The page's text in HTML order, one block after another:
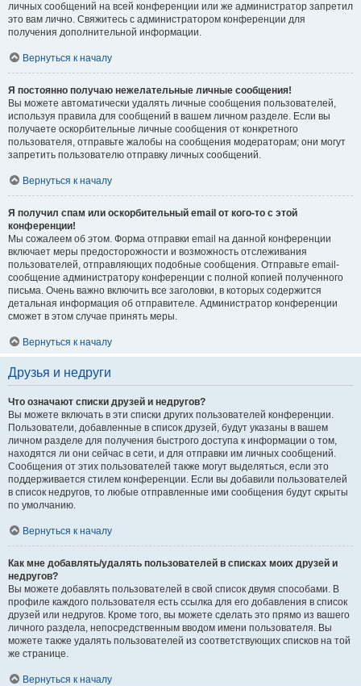
личных сообщений на всей конференции или же администратор запретил
это вам лично. Свяжитесь с администратором конференции для
получения дополнительной информации.
Вернуться к началу
Я постоянно получаю нежелательные личные сообщения!
Вы можете автоматически удалять личные сообщения пользователей,
используя правила для сообщений в вашем личном разделе. Если вы
получаете оскорбительные личные сообщения от конкретного
пользователя, отправьте жалобы на сообщения модераторам; они могут
запретить пользователю отправку личных сообщений.
Вернуться к началу
Я получил спам или оскорбительный email от кого-то с этой
конференции!
Мы сожалеем об этом. Форма отправки email на данной конференции
включает меры предосторожности и возможность отслеживания
пользователей, отправляющих подобные сообщения. Отправьте email-
сообщение администратору конференции с полной копией полученного
письма. Очень важно включить все заголовки, в которых содержится
детальная информация об отправителе. Администратор конференции
сможет в этом случае принять меры.
Вернуться к началу
Друзья и недруги
Что означают списки друзей и недругов?
Вы можете включать в эти списки других пользователей конференции.
Пользователи, добавленные в список друзей, будут указаны в вашем
личном разделе для получения быстрого доступа к информации о том,
находятся ли они сейчас в сети, и для отправки им личных сообщений.
Сообщения от этих пользователей также могут выделяться, если это
поддерживается стилем конференции. Если вы добавили пользователей
в список недругов, то любые отправленные ими сообщения будут скрыты
по умолчанию.
Вернуться к началу
Как мне добавлять/удалять пользователей в списках моих друзей и
недругов?
Вы можете добавлять пользователей в свой список двумя способами. В
профиле каждого пользователя есть ссылка для его добавления в список
друзей или недругов. Кроме того, вы можете сделать это прямо из вашего
личного раздела, непосредственным вводом имени пользователя. Вы
можете также удалять пользователей из соответствующих списков на той
же странице.
Вернуться к началу